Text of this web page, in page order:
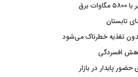
برق
تابستان
تغذیه خطرناک می‌شود
کاهش افسردگی
پایدار در بازار